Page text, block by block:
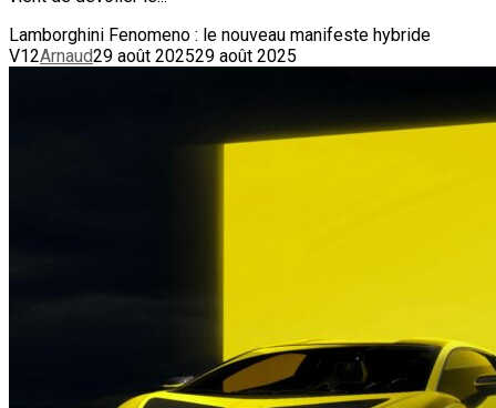
Lamborghini Fenomeno : le nouveau manifeste hybride
V12Arnaud29 août 202529 août 2025